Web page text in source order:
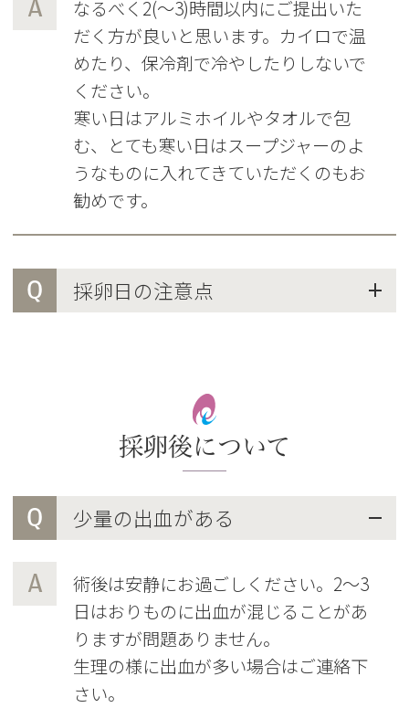
A
なるべく2(～3)時間以内にご提出いた
だく方が良いと思います。カイロで温
めたり、保冷剤で冷やしたりしないで
ください。
寒い日はアルミホイルやタオルで包
む、とても寒い日はスープジャーのよ
うなものに入れてきていただくのもお
勧めです。
Q 採卵日の注意点
採卵後について
Q 少量の出血がある
A
術後は安静にお過ごしください。2～3
日はおりものに出血が混じることがあ
りますが問題ありません。
生理の様に出血が多い場合はご連絡下
さい。